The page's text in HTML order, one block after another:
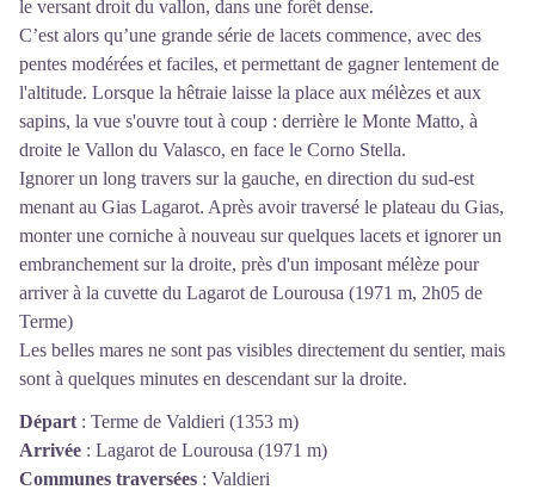
le versant droit du vallon, dans une forêt dense.
C’est alors qu’une grande série de lacets commence, avec des
pentes modérées et faciles, et permettant de gagner lentement de
l'altitude. Lorsque la hêtraie laisse la place aux mélèzes et aux
sapins, la vue s'ouvre tout à coup : derrière le Monte Matto, à
droite le Vallon du Valasco, en face le Corno Stella.
Ignorer un long travers sur la gauche, en direction du sud-est
menant au Gias Lagarot. Après avoir traversé le plateau du Gias,
monter une corniche à nouveau sur quelques lacets et ignorer un
embranchement sur la droite, près d'un imposant mélèze pour
arriver à la cuvette du Lagarot de Lourousa (1971 m, 2h05 de
Terme)
Les belles mares ne sont pas visibles directement du sentier, mais
sont à quelques minutes en descendant sur la droite.
Départ : Terme de Valdieri (1353 m)
Arrivée : Lagarot de Lourousa (1971 m)
Communes traversées : Valdieri